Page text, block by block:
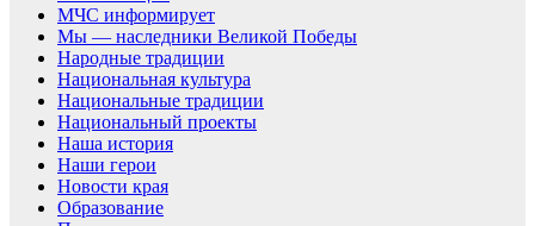
МЧС информирует
Мы — наследники Великой Победы
Народные традиции
Национальная культура
Национальные традиции
Национальный проекты
Наша история
Наши герои
Новости края
Образование